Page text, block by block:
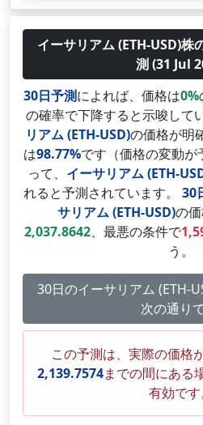
イーサリアム (ETH-USD)株
測 (31 Jul
30日予測によれば、価格は0%
の確率で下降すると示唆して
リアム (ETH-USD)の価格が明
は98.77%です（価格の変動が
って、 イーサリアム (ETH-
れると予測されています。 30
サリアム (ETH-USD)の
2,037.8642、最悪の条件で
う。
30日のイーサリアム (ETH-
次の通り
この予測は、実際の価格
2,139.7574までの間にある
有効です